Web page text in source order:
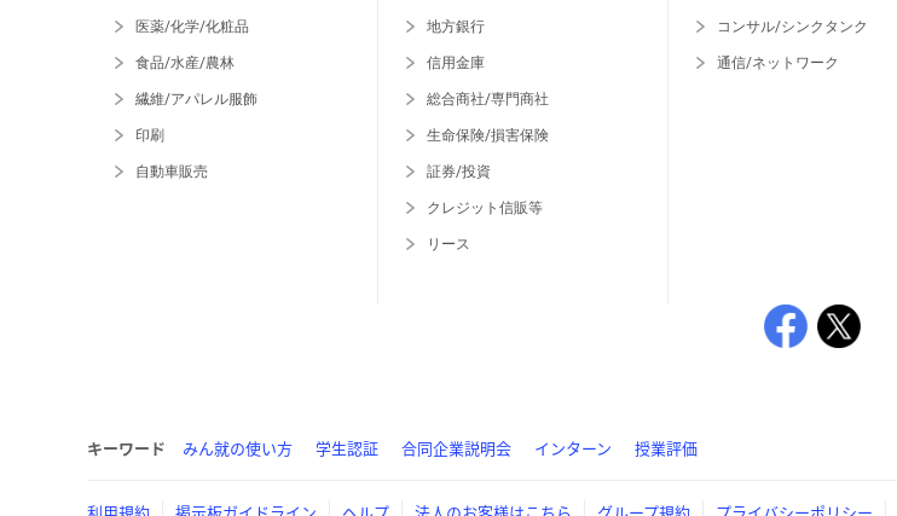
医薬/化学/化粧品
食品/水産/農林
繊維/アパレル服飾
印刷
自動車販売
地方銀行
信用金庫
総合商社/専門商社
生命保険/損害保険
証券/投資
クレジット信販等
リース
コンサル/シンクタンク
通信/ネットワーク
キーワード みん就の使い方 学生認証 合同企業説明会 インターン 授業評価